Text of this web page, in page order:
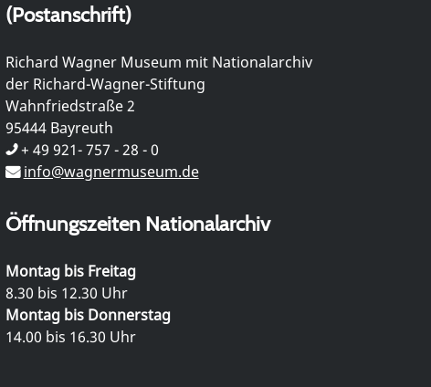
(Postanschrift)
Richard Wagner Museum mit Nationalarchiv
der Richard-Wagner-Stiftung
Wahnfriedstraße 2
95444 Bayreuth
+ 49 921- 757 - 28 - 0
info@wagnermuseum.de
Öffnungszeiten Nationalarchiv
Montag bis Freitag
8.30 bis 12.30 Uhr
Montag bis Donnerstag
14.00 bis 16.30 Uhr